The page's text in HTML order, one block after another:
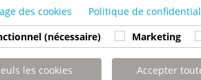
des cookies
Politique de
(nécessaire)
Marketing
les cookies
Accepter